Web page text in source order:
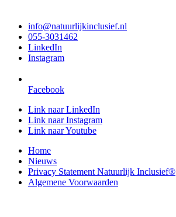
info@natuurlijkinclusief.nl
055-3031462
LinkedIn
Instagram
Facebook
Link naar LinkedIn
Link naar Instagram
Link naar Youtube
Home
Nieuws
Privacy Statement Natuurlijk Inclusief®
Algemene Voorwaarden